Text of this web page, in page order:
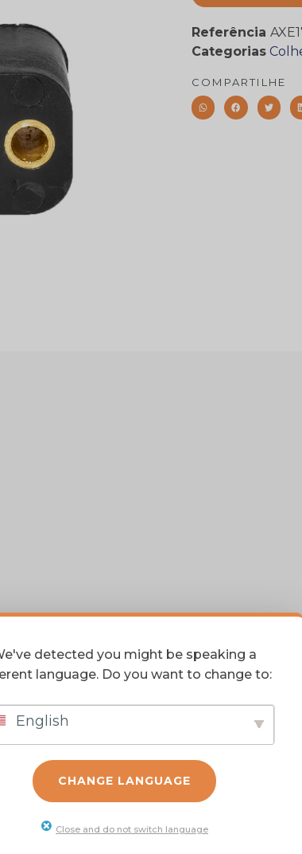
Referência
Categorias
COMPARTILHE
detected you might be speaking a
language. Do you want to change to:
English
CHANGE LANGUAGE
Close and do not switch language